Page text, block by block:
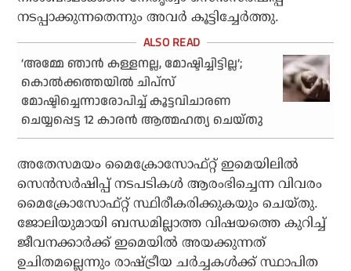
നടപ്പാക്കുന്നതെന്നും അവര്‍ കൂട്ടിച്ചേര്‍ത്തു.
‘അമ്മേ ഞാന്‍ കള്ളനല്ല, മോഷ്ടിച്ചിട്ടില്ല’;
കൊല്‍ക്കത്തയില്‍ ചിപ്‌സ്
മോഷ്ടിച്ചെന്നാരോപിച്ച് കൂട്ടവിചാരണ
ചെയ്യപ്പെട്ട 12 കാരന്‍ ആത്മഹത്യ ചെയ്തു
അതേസമയം മൈക്രോസോഫ്റ്റ് ഇമെയിലില്‍
സെന്‍സര്‍ഷിപ്പ് നടപടികള്‍ ആരംഭിച്ചെന്ന വിവരം
മൈക്രോസോഫ്റ്റ് സ്ഥിരീകരിക്കുകയും ചെയ്തു.
ജോലിയുമായി ബന്ധമില്ലാത്ത വിഷയത്തെ കുറിച്ച്
ജീവനക്കാര്‍ക്ക് ഇമെയില്‍ അയക്കുന്നത്
ഉചിതമല്ലെന്നും രാഷ്ട്രീയ ചര്‍ച്ചകള്‍ക്ക് സ്ഥാപിത